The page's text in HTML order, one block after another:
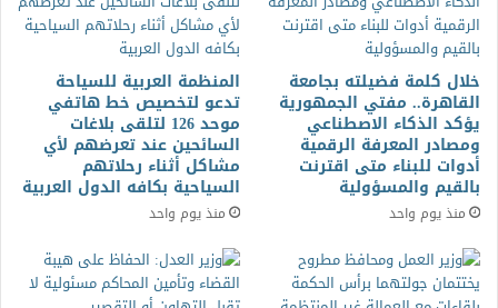
خلال كلمة فضيلته بجامعة
القاهرة.. مفتي الجمهورية
يؤكد الذكاء الاصطناعي
ومصادر المعرفة الرقمية
أدوات للبناء متى اقترنت
بالقيم والمسؤولية
منذ يوم واحد
المنظمة العربية للسياحة
تدعو لتخصيص خط هاتفي
موحد 126 لتلقى بلاغات
السائحين عند تعرضهم لأي
مشاكل أثناء رحلاتهم
السياحية بكافه الدول العربية
منذ يوم واحد